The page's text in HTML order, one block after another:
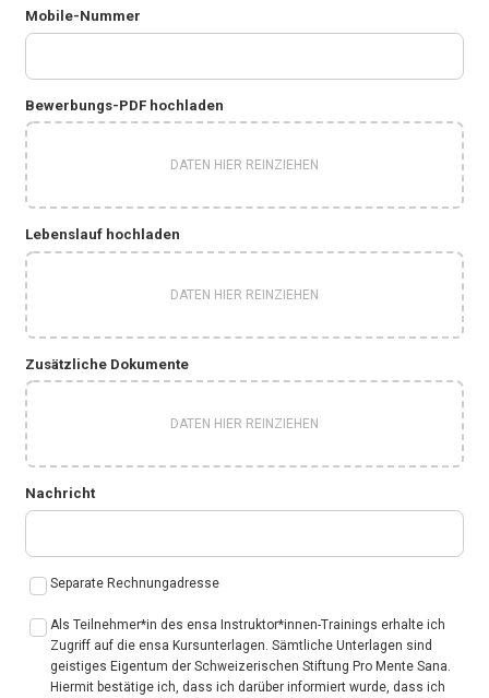
Mobile-Nummer
Bewerbungs-PDF hochladen
DATEN HIER REINZIEHEN
Lebenslauf hochladen
DATEN HIER REINZIEHEN
Zusätzliche Dokumente
DATEN HIER REINZIEHEN
Nachricht
Separate Rechnungadresse
Als Teilnehmer*in des ensa Instruktor*innen-Trainings erhalte ich
Zugriff auf die ensa Kursunterlagen. Sämtliche Unterlagen sind
geistiges Eigentum der Schweizerischen Stiftung Pro Mente Sana.
Hiermit bestätige ich, dass ich darüber informiert wurde, dass ich